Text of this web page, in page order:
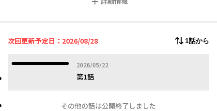
次回更新予定日：2026/08/28 1話から
2026/05/22
2026年05月22日
第1話
その他の話は公開終了しました